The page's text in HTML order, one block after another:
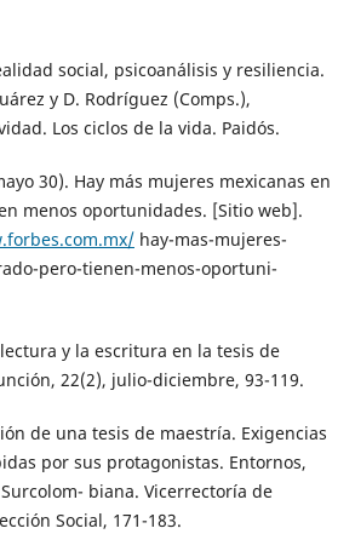
social, psicoanálisis y resiliencia.
y D. Rodríguez (Comps.),
Los ciclos de la vida. Paidós.
30). Hay más mujeres mexicanas en
menos oportunidades. [Sitio web].
hay-mas-mujeres-
pero-tienen-menos-oportuni-
y la escritura en la tesis de
22(2), julio-diciembre, 93-119.
de una tesis de maestría. Exigencias
por sus protagonistas. Entornos,
biana. Vicerrectoría de
Social, 171-183.